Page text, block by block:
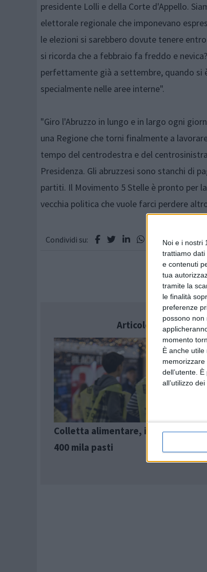
Noi e i nostri
trattiamo dati
e contenuti
tua
tramite la
le finalità
preferenze
possono
momento
È anche
dell’utente.
all’utilizzo
presidente Lolli e della Corte d'Appello.
elettorale regionale che imponevano
le elezioni si sarebbero dovute tenere
si ricorda che a febbraio fa freddo e
perfettamente già a settembre, quando si
specialmente nelle aree interne".
"Giro l'Abruzzo in lungo e in largo ogni
una Regione che torni finalmente a
tempo del centrodestra e del
Presidenza. Gli abruzzesi sono stanchi di
partiti. Il Movimento 5 Stelle è pronto per
vecchia politica che vuole farci perdere
Condividi su:
Articolo successivo
Colletta alimentare, in Abruzzo
400 mila pasti